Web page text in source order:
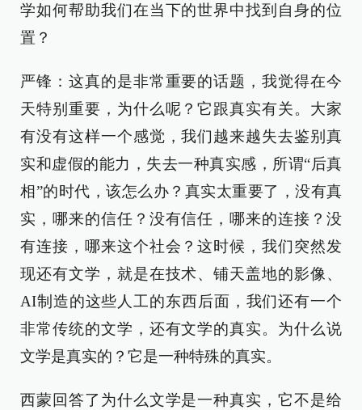
学如何帮助我们在当下的世界中找到自身的位
置？
严锋：这真的是非常重要的话题，我觉得在今
天特别重要，为什么呢？它跟真实有关。大家
有没有这样一个感觉，我们越来越失去鉴别真
实和虚假的能力，失去一种真实感，所谓“后真
相”的时代，该怎么办？真实太重要了，没有真
实，哪来的信任？没有信任，哪来的连接？没
有连接，哪来这个社会？这时候，我们突然发
现还有文学，就是在技术、铺天盖地的影像、
AI制造的这些人工的东西后面，我们还有一个
非常传统的文学，还有文学的真实。为什么说
文学是真实的？它是一种特殊的真实。
西蒙回答了为什么文学是一种真实，它不是给